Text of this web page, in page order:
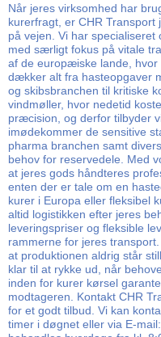
Når jeres virksomhed har
kurerfragt, er CHR
på vejen. Vi har
med særligt fokus på vitale
af de europæiske lande,
dækker alt fra hasteopgaver
og skibsbranchen til kritiske
vindmøller, hvor nedetid
præcision, og derfor tilbyder
imødekommer de sensitive
pharma branchen samt
behov for reservedele. Med
at jeres gods håndteres
enten der er tale om en
kurer i Europa eller fleksibel
altid logistikken efter jeres
leveringspriser og fleksible
rammerne for jeres
at produktionen aldrig står
klar til at rykke ud, når
inden for kurer kørsel
modtageren. Kontakt CHR
for et godt tilbud. Vi kan
timer i døgnet eller via E-